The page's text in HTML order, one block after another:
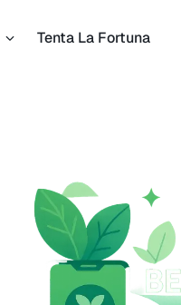
Tenta La Fortuna